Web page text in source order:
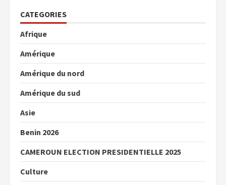
CATEGORIES
Afrique
Amérique
Amérique du nord
Amérique du sud
Asie
Benin 2026
CAMEROUN ELECTION PRESIDENTIELLE 2025
Culture